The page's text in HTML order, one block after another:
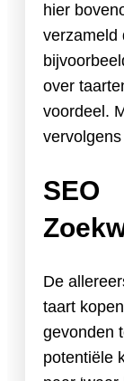
hier
verzameld
over
voordeel.
SEO
De
taart
gevonden
potentiële